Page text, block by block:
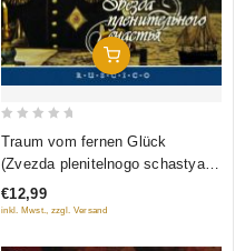
In Den Warenkorb
5
Traum vom fernen Glück
(Zvezda plenitelnogo schastya)
(RUSCICO) (NTSC)
€12,99
inkl. Mwst., zzgl. Versand